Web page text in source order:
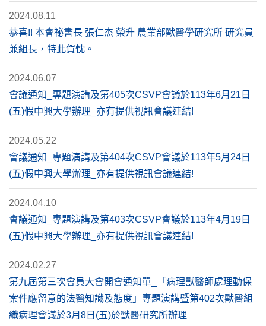
2024.08.11
恭喜!! 本會祕書長 張仁杰 榮升 農業部獸醫學研究所 研究員
兼組長，特此賀忱。
2024.06.07
會議通知_專題演講及第405次CSVP會議於113年6月21日
(五)假中興大學辦理_亦有提供視訊會議連結!
2024.05.22
會議通知_專題演講及第404次CSVP會議於113年5月24日
(五)假中興大學辦理_亦有提供視訊會議連結!
2024.04.10
會議通知_專題演講及第403次CSVP會議於113年4月19日
(五)假中興大學辦理_亦有提供視訊會議連結!
2024.02.27
第九屆第三次會員大會開會通知單_「病理獸醫師處理動保
案件應留意的法醫知識及態度」專題演講暨第402次獸醫組
織病理會議於3月8日(五)於獸醫研究所辦理